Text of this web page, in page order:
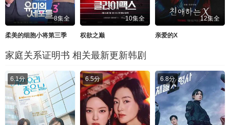
8集全
柔美的细胞小将第三季
10集全
权欲之巅
12集全
亲爱的X
家庭关系证明书 相关最新更新韩剧
6.1分 6.5分 6.8分